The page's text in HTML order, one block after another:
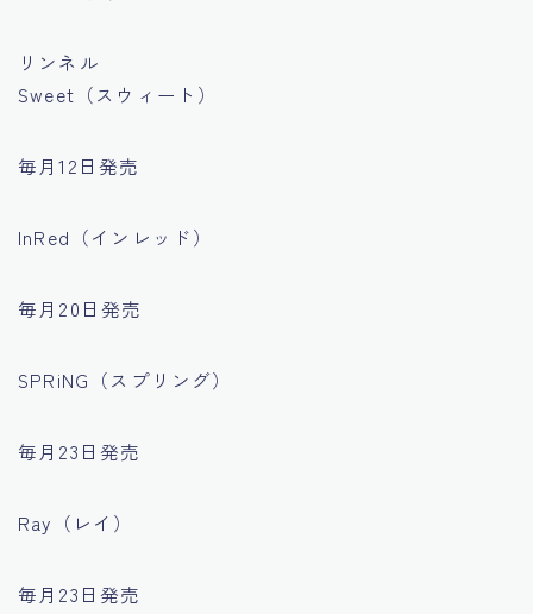
リンネル
Sweet（スウィート）
毎月12日発売
InRed（インレッド）
毎月20日発売
SPRiNG（スプリング）
毎月23日発売
Ray（レイ）
毎月23日発売